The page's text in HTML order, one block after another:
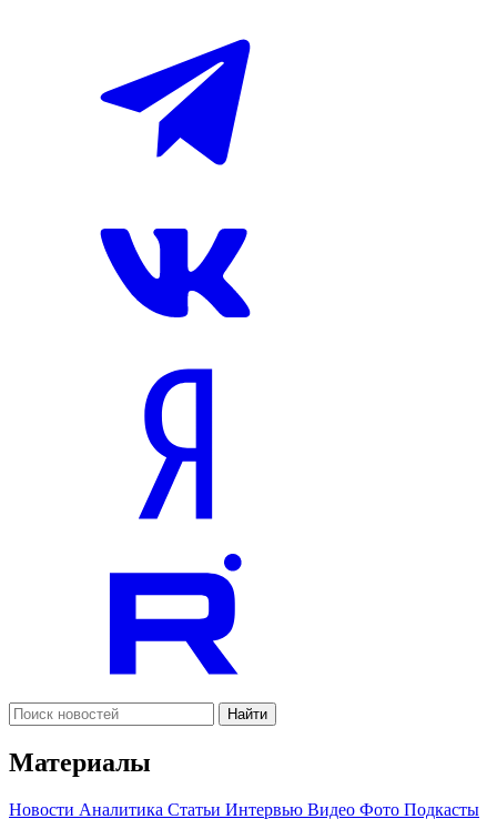
Найти
Материалы
Новости Аналитика Статьи Интервью Видео Фото Подкасты